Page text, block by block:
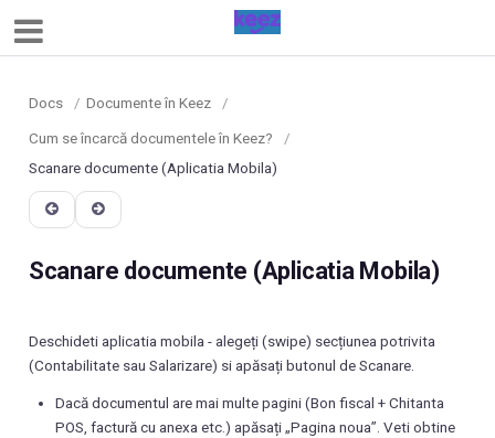
Docs / Documente în Keez
/
Cum se încarcă documentele în Keez?
/
Scanare documente (Aplicatia Mobila)
Scanare documente (Aplicatia Mobila)
Deschideti aplicatia mobila - alegeți (swipe) secțiunea potrivita
(Contabilitate sau Salarizare) si apăsați butonul de Scanare.
Dacă documentul are mai multe pagini (Bon fiscal + Chitanta
POS, factură cu anexa etc.) apăsați „Pagina noua”. Veti obtine